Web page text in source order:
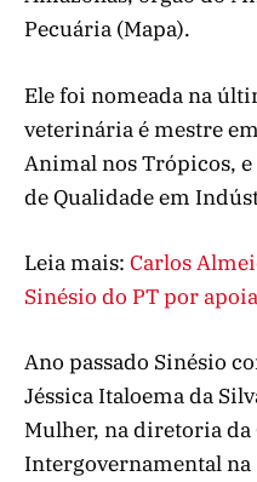
Pecuária (Mapa).
Ele foi nomeada na
veterinária é mestre
Animal nos Trópicos,
de Qualidade em
Leia mais: Carlos
Sinésio do PT por
‍Ano passado Sinésio
Jéssica Italoema da
Mulher, na diretoria da
Intergovernamental na